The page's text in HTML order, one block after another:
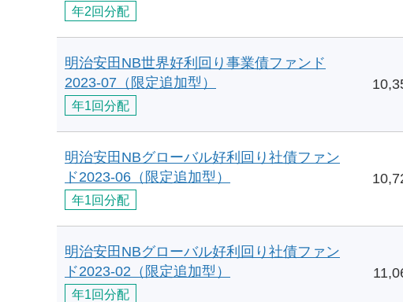
年2回分配
明治安田NB世界好利回り事業債ファンド
2023-07（限定追加型）
年1回分配
明治安田NBグローバル好利回り社債ファン
ド2023-06（限定追加型）
年1回分配
明治安田NBグローバル好利回り社債ファン
ド2023-02（限定追加型）
年1回分配